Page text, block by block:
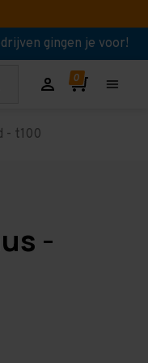
gingen je voor!
- t100
-